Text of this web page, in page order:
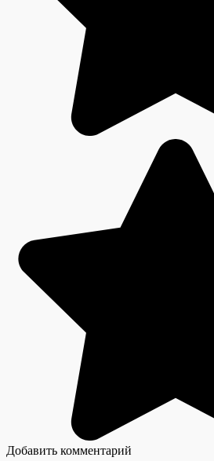
Добавить комментарий